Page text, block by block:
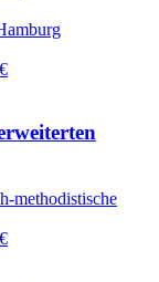
methodistische